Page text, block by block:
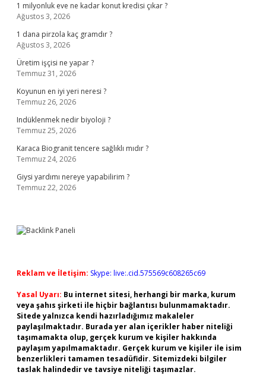
1 milyonluk eve ne kadar konut kredisi çıkar ?
Ağustos 3, 2026
1 dana pirzola kaç gramdır ?
Ağustos 3, 2026
Üretim işçisi ne yapar ?
Temmuz 31, 2026
Koyunun en iyi yeri neresi ?
Temmuz 26, 2026
Indüklenmek nedir biyoloji ?
Temmuz 25, 2026
Karaca Biogranit tencere sağlıklı mıdır ?
Temmuz 24, 2026
Giysi yardımı nereye yapabilirim ?
Temmuz 22, 2026
Reklam ve İletişim: Skype: live:.cid.575569c608265c69
Yasal Uyarı: Bu internet sitesi, herhangi bir marka, kurum
veya şahıs şirketi ile hiçbir bağlantısı bulunmamaktadır.
Sitede yalnızca kendi hazırladığımız makaleler
paylaşılmaktadır. Burada yer alan içerikler haber niteliği
taşımamakta olup, gerçek kurum ve kişiler hakkında
paylaşım yapılmamaktadır. Gerçek kurum ve kişiler ile isim
benzerlikleri tamamen tesadüfidir. Sitemizdeki bilgiler
taslak halindedir ve tavsiye niteliği taşımazlar.